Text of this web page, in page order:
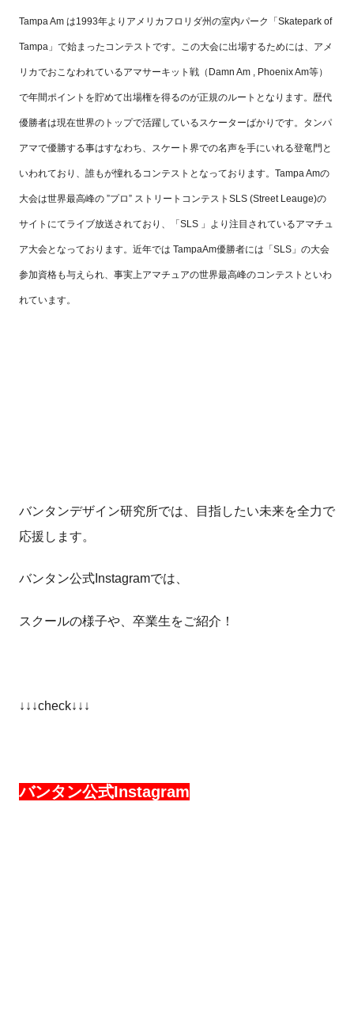
Tampa Am は1993年よりアメリカフロリダ州の室内パーク「Skatepark of
Tampa」で始まったコンテストです。この大会に出場するためには、アメ
リカでおこなわれているアマサーキット戦（Damn Am , Phoenix Am等）
で年間ポイントを貯めて出場権を得るのが正規のルートとなります。歴代
優勝者は現在世界のトップで活躍しているスケーターばかりです。タンパ
アマで優勝する事はすなわち、スケート界での名声を手にいれる登竜門と
いわれており、誰もが憧れるコンテストとなっております。Tampa Amの
大会は世界最高峰の ”プロ” ストリートコンテストSLS (Street Leauge)の
サイトにてライブ放送されており、「SLS 」より注目されているアマチュ
ア大会となっております。近年では TampaAm優勝者には「SLS」の大会
参加資格も与えられ、事実上アマチュアの世界最高峰のコンテストといわ
れています。
バンタンデザイン研究所では、目指したい未来を全力で
応援します。
バンタン公式Instagramでは、
スクールの様子や、卒業生をご紹介！
↓↓↓check↓↓↓
バンタン公式Instagram